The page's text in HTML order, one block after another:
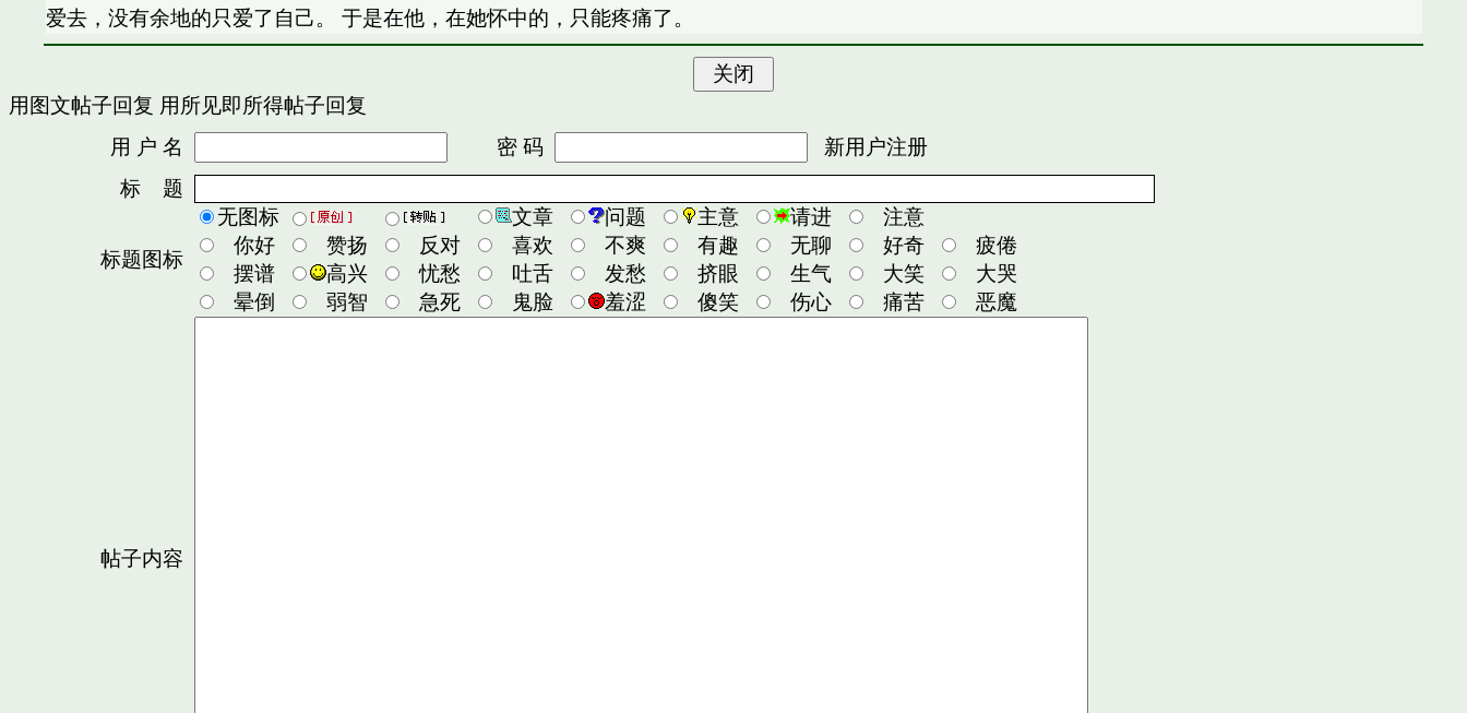
爱去，没有余地的只爱了自己。 于是在他，在她怀中的，只能疼痛了。
用图文帖子回复 用所见即所得帖子回复
用 户 名
密 码
新用户注册
标 题
标题图标
无图标 文章 问题 主意 请进
注意
你好
赞扬 反对 喜欢 不爽 有趣 无聊 好奇
疲倦
摆谱
高兴 忧愁 吐舌 发愁 挤眼 生气 大笑
大哭
晕倒
弱智 急死 鬼脸 羞涩 傻笑 伤心 痛苦 恶魔
帖子内容